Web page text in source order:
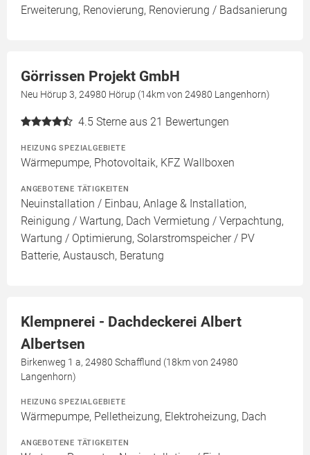
Erweiterung, Renovierung, Renovierung / Badsanierung
Görrissen Projekt GmbH
Neu Hörup 3, 24980 Hörup (14km von 24980 Langenhorn)
4.5 Sterne aus 21 Bewertungen
HEIZUNG SPEZIALGEBIETE
Wärmepumpe, Photovoltaik, KFZ Wallboxen
ANGEBOTENE TÄTIGKEITEN
Neuinstallation / Einbau, Anlage & Installation,
Reinigung / Wartung, Dach Vermietung / Verpachtung,
Wartung / Optimierung, Solarstromspeicher / PV
Batterie, Austausch, Beratung
Klempnerei - Dachdeckerei Albert
Albertsen
Birkenweg 1 a, 24980 Schafflund (18km von 24980
Langenhorn)
HEIZUNG SPEZIALGEBIETE
Wärmepumpe, Pelletheizung, Elektroheizung, Dach
ANGEBOTENE TÄTIGKEITEN